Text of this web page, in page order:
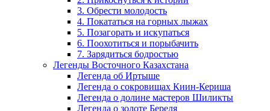
3. Обрести молодость
4. Покататься на горных лыжах
5. Позагорать и искупаться
6. Поохотиться и порыбачить
7. Зарядиться бодростью
Легенды Восточного Казахстана
Легенда об Иртыше
Легенда о сокровищах Киин-Кериша
Легенда о долине мастеров Шиликты
Легенда о золоте Береля